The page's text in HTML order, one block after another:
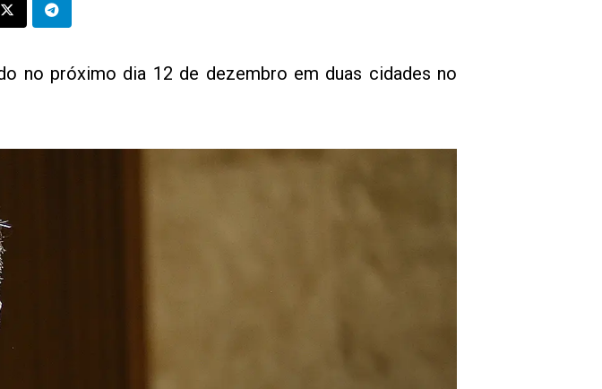
no próximo dia 12 de dezembro em duas cidades no